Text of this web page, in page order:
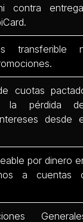
contra
transferible
cuotas
la pérdida
desde
por dinero
a cuentas